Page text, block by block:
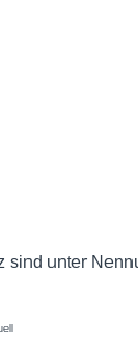
sind unter